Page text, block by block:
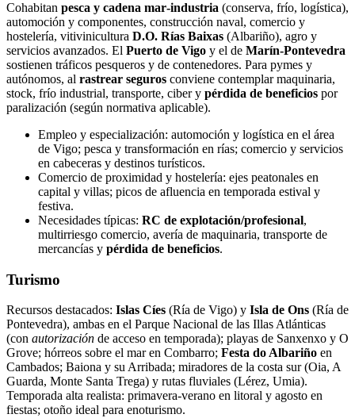
Cohabitan pesca y cadena mar‑industria (conserva, frío, logística),
automoción y componentes, construcción naval, comercio y
hostelería, vitivinicultura D.O. Rías Baixas (Albariño), agro y
servicios avanzados. El Puerto de Vigo y el de Marín‑Pontevedra
sostienen tráficos pesqueros y de contenedores. Para pymes y
autónomos, al rastrear seguros conviene contemplar maquinaria,
stock, frío industrial, transporte, ciber y pérdida de beneficios por
paralización (según normativa aplicable).
Empleo y especialización: automoción y logística en el área
de Vigo; pesca y transformación en rías; comercio y servicios
en cabeceras y destinos turísticos.
Comercio de proximidad y hostelería: ejes peatonales en
capital y villas; picos de afluencia en temporada estival y
festiva.
Necesidades típicas: RC de explotación/profesional,
multirriesgo comercio, avería de maquinaria, transporte de
mercancías y pérdida de beneficios.
Turismo
Recursos destacados: Islas Cíes (Ría de Vigo) y Isla de Ons (Ría de
Pontevedra), ambas en el Parque Nacional de las Illas Atlánticas
(con autorización de acceso en temporada); playas de Sanxenxo y O
Grove; hórreos sobre el mar en Combarro; Festa do Albariño en
Cambados; Baiona y su Arribada; miradores de la costa sur (Oia, A
Guarda, Monte Santa Trega) y rutas fluviales (Lérez, Umia).
Temporada alta realista: primavera‑verano en litoral y agosto en
fiestas; otoño ideal para enoturismo.